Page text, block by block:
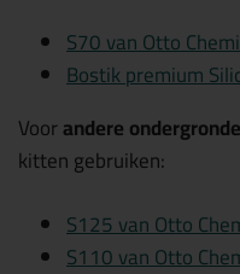
S70 van Otto
Bostik premium
Voorandere
kitten gebruiken:
S125 van Otto
S110 van Otto